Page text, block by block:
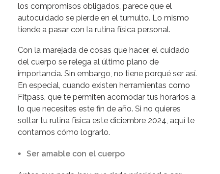
los compromisos obligados, parece que el
autocuidado se pierde en el tumulto. Lo mismo
tiende a pasar con la rutina física personal.
Con la marejada de cosas que hacer, el cuidado
del cuerpo se relega al último plano de
importancia. Sin embargo, no tiene porqué ser así.
En especial, cuando existen herramientas como
Fitpass, que te permiten acomodar tus horarios a
lo que necesites este fin de año. Si no quieres
soltar tu rutina física este diciembre 2024, aquí te
contamos cómo lograrlo.
Ser amable con el cuerpo